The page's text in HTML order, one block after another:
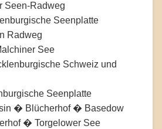
Seen-Radweg
Seenplatte
Radweg
See
Schweiz und
Seenplatte
� Blücherhof � Basedow
� Torgelower See